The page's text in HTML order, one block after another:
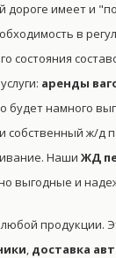
дороге имеет и
в
состояния
аренды
будет намного
собственный ж/д
Наши ЖД
выгодные и
продукции.
, доставка